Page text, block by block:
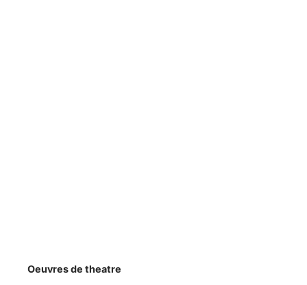
Oeuvres de theatre